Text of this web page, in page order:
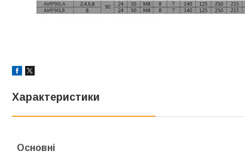
Характеристики
Основні